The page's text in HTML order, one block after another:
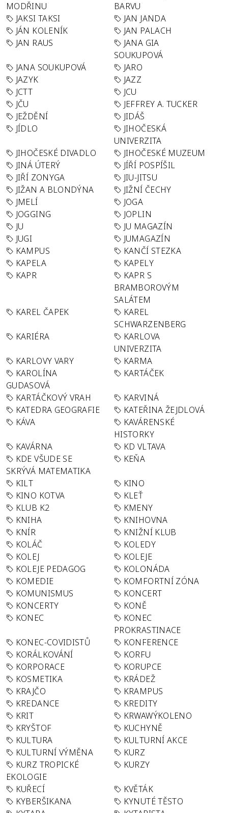
MODŘINU
BARVU
JAKSI TAKSI
JAN JANDA
JÁN KOLENÍK
JAN PALACH
JAN RAUS
JANA GIA
SOUKUPOVÁ
JANA SOUKUPOVÁ
JARO
JAZYK
JAZZ
JCTT
JCU
JČU
JEFFREY A. TUCKER
JEŽDĚNÍ
JIDÁŠ
JÍDLO
JIHOČESKÁ
UNIVERZITA
JIHOČESKÉ DIVADLO
JIHOČESKÉ MUZEUM
JINÁ ÚTERÝ
JÍŘÍ POSPÍŠIL
JIŘÍ ZONYGA
JIU-JITSU
JIŽAN A BLONDÝNA
JIŽNÍ ČECHY
JMELÍ
JOGA
JOGGING
JOPLIN
JU
JU MAGAZÍN
JUGI
JUMAGAZÍN
KAMPUS
KANČÍ STEZKA
KAPELA
KAPELY
KAPR
KAPR S
BRAMBOROVÝM
SALÁTEM
KAREL ČAPEK
KAREL
SCHWARZENBERG
KARIÉRA
KARLOVA
UNIVERZITA
KARLOVY VARY
KARMA
KAROLÍNA
GUDASOVÁ
KARTÁČEK
KARTÁČKOVÝ VRAH
KARVINÁ
KATEDRA GEOGRAFIE
KATEŘINA ŽEJDLOVÁ
KÁVA
KAVÁRENSKÉ
HISTORKY
KAVÁRNA
KD VLTAVA
KDE VŠUDE SE
SKRÝVÁ MATEMATIKA
KEŇA
KILT
KINO
KINO KOTVA
KLEŤ
KLUB K2
KMENY
KNIHA
KNIHOVNA
KNÍR
KNIŽNÍ KLUB
KOLÁČ
KOLEDY
KOLEJ
KOLEJE
KOLEJE PEDAGOG
KOLONÁDA
KOMEDIE
KOMFORTNÍ ZÓNA
KOMUNISMUS
KONCERT
KONCERTY
KONĚ
KONEC
KONEC
PROKRASTINACE
KONEC-COVIDISTŮ
KONFERENCE
KORÁLKOVÁNÍ
KORFU
KORPORACE
KORUPCE
KOSMETIKA
KRÁDEŽ
KRAJČO
KRAMPUS
KREDANCE
KREDITY
KRIT
KRWAWÝKOLENO
KRYŠTOF
KUCHYNĚ
KULTURA
KULTURNÍ AKCE
KULTURNÍ VÝMĚNA
KURZ
KURZ TROPICKÉ
EKOLOGIE
KURZY
KUŘECÍ
KVĚTÁK
KYBERŠIKANA
KYNUTÉ TĚSTO